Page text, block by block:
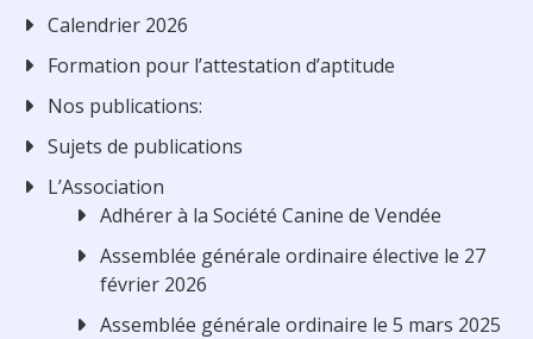
Calendrier 2026
Formation pour l’attestation d’aptitude
Nos publications:
Sujets de publications
L’Association
Adhérer à la Société Canine de Vendée
Assemblée générale ordinaire élective le 27
février 2026
Assemblée générale ordinaire le 5 mars 2025